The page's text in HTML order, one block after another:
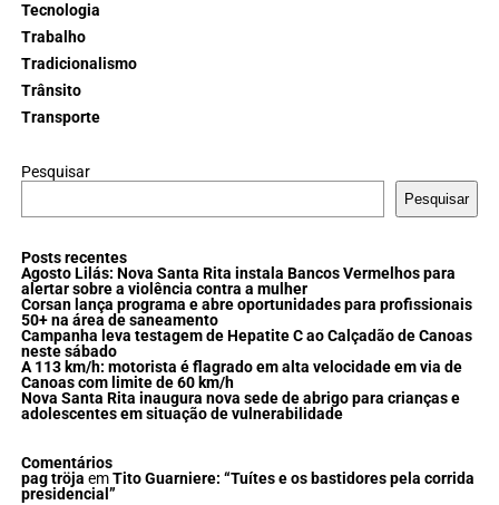
Tecnologia
Trabalho
Tradicionalismo
Trânsito
Transporte
Pesquisar
Pesquisar
Posts recentes
Agosto Lilás: Nova Santa Rita instala Bancos Vermelhos para
alertar sobre a violência contra a mulher
Corsan lança programa e abre oportunidades para profissionais
50+ na área de saneamento
Campanha leva testagem de Hepatite C ao Calçadão de Canoas
neste sábado
A 113 km/h: motorista é flagrado em alta velocidade em via de
Canoas com limite de 60 km/h
Nova Santa Rita inaugura nova sede de abrigo para crianças e
adolescentes em situação de vulnerabilidade
Comentários
pag tröja emTito Guarniere: “Tuítes e os bastidores pela corrida
presidencial”